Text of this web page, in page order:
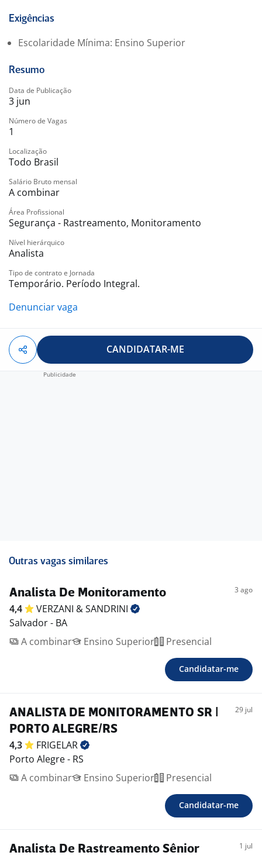
Exigências
Escolaridade Mínima: Ensino Superior
Resumo
Data de Publicação
3 jun
Número de Vagas
1
Localização
Todo Brasil
Salário Bruto mensal
A combinar
Área Profissional
Segurança - Rastreamento, Monitoramento
Nível hierárquico
Analista
Tipo de contrato e Jornada
Temporário. Período Integral.
Denunciar vaga
CANDIDATAR-ME
Outras vagas similares
Analista De Monitoramento 3 ago
4,4 VERZANI &SANDRINI
Salvador - BA
A combinar
Ensino Superior Presencial
Candidatar-me
ANALISTA DE MONITORAMENTO SR |
PORTO ALEGRE/RS
29 jul
4,3
FRIGELAR
Porto Alegre - RS
A combinar
Ensino Superior Presencial
Candidatar-me
Analista De Rastreamento Sênior 1 jul